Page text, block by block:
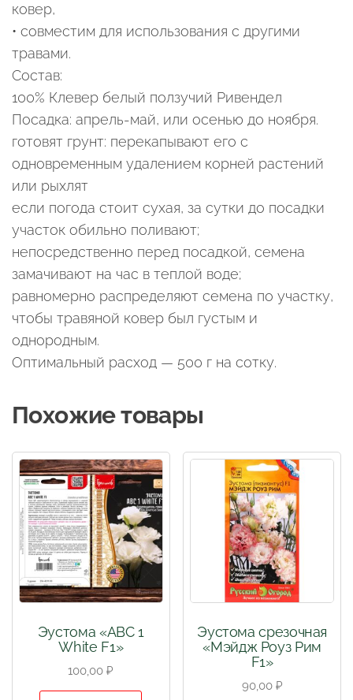
ковер,
• совместим для использования с другими
травами.
Состав:
100% Клевер белый ползучий Ривендел
Посадка: апрель-май, или осенью до ноября.
готовят грунт: перекапывают его с
одновременным удалением корней растений
или рыхлят
если погода стоит сухая, за сутки до посадки
участок обильно поливают;
непосредственно перед посадкой, семена
замачивают на час в теплой воде;
равномерно распределяют семена по участку,
чтобы травяной ковер был густым и
однородным.
Оптимальный расход — 500 г на сотку.
Похожие товары
Эустома «АВС 1
White F1»
100,00₽
Эустома срезочная
«Мэйдж Роуз Рим
F1»
90,00 ₽